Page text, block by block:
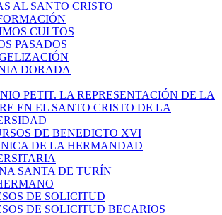
AL SANTO CRISTO
CULTOS
PASADOS
DORADA
PETIT. LA REPRESENTACIÓN DE LA
EN EL SANTO CRISTO DE LA
DE BENEDICTO XVI
DE LA HERMANDAD
SANTA DE TURÍN
DE SOLICITUD
DE SOLICITUD BECARIOS